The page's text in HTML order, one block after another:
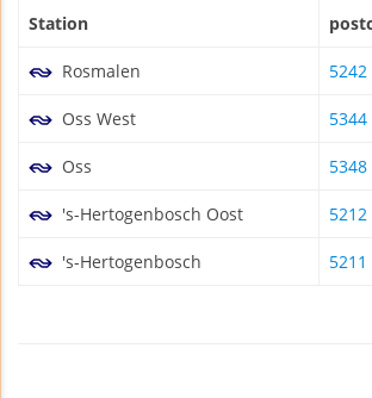
Station
Rosmalen 5242
Oss West 5344
Oss 5348
's-Hertogenbosch Oost 5212
's-Hertogenbosch 5211